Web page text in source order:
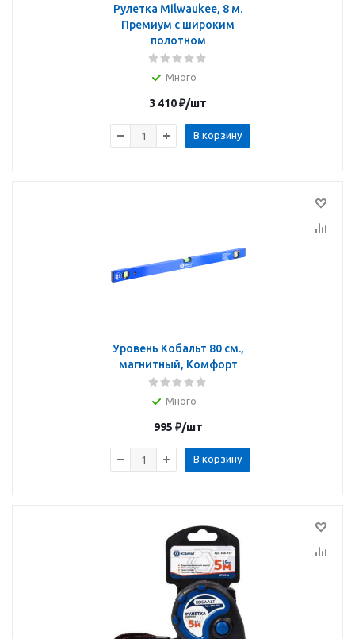
Рулетка Milwaukee, 8 м.
Премиум с широким
полотном
Много
3 410₽/шт
В корзину
Уровень Кобальт 80 см.,
магнитный, Комфорт
Много
995 ₽/шт
В корзину